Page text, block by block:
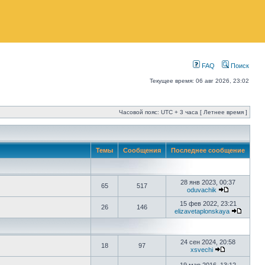
FAQ Поиск
Текущее время: 06 авг 2026, 23:02
Часовой пояс: UTC + 3 часа [ Летнее время ]
Темы Сообщения Последнее сообщение
65 517
28 янв 2023, 00:37
oduvachik
26 146
15 фев 2022, 23:21
elizavetaplonskaya
18 97
24 сен 2024, 20:58
xsvechi